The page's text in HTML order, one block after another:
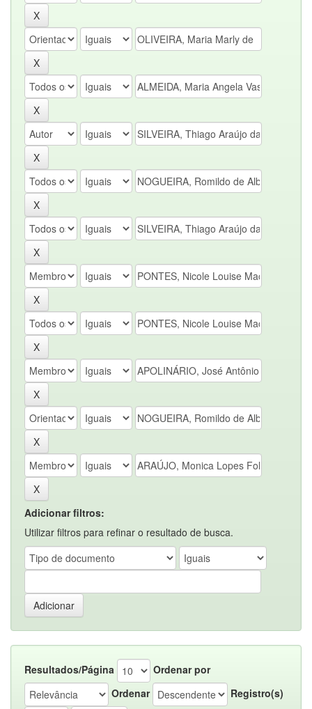
Adicionar filtros:
Utilizar filtros para refinar o resultado de busca.
Resultados/Página
Ordenar por
Ordenar
Registro(s)